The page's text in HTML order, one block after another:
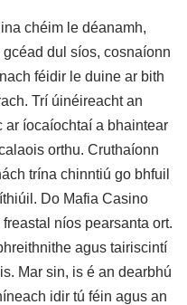
chéim le déanamh,
dul síos, cosnaíonn
féidir le duine ar bith
Trí úinéireacht an
ar íocaíochtaí a bhaintear
orthu. Cruthaíonn
trína chinntiú go bhfuil
Do Mafia Casino
níos pearsanta ort.
agus tairiscintí
Mar sin, is é an dearbhú
idir tú féin agus an